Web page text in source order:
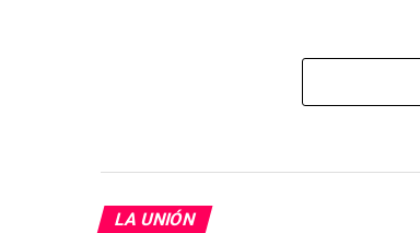
LA UNIÓN